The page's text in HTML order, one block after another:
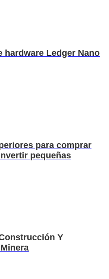
hardware Ledger Nano
para comprar
pequeñas
Y